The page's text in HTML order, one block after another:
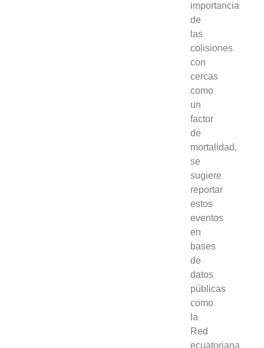
importancia
de
las
colisiones
con
cercas
como
un
factor
de
mortalidad,
se
sugiere
reportar
estos
eventos
en
bases
de
datos
públicas
como
la
Red
ecuatoriana